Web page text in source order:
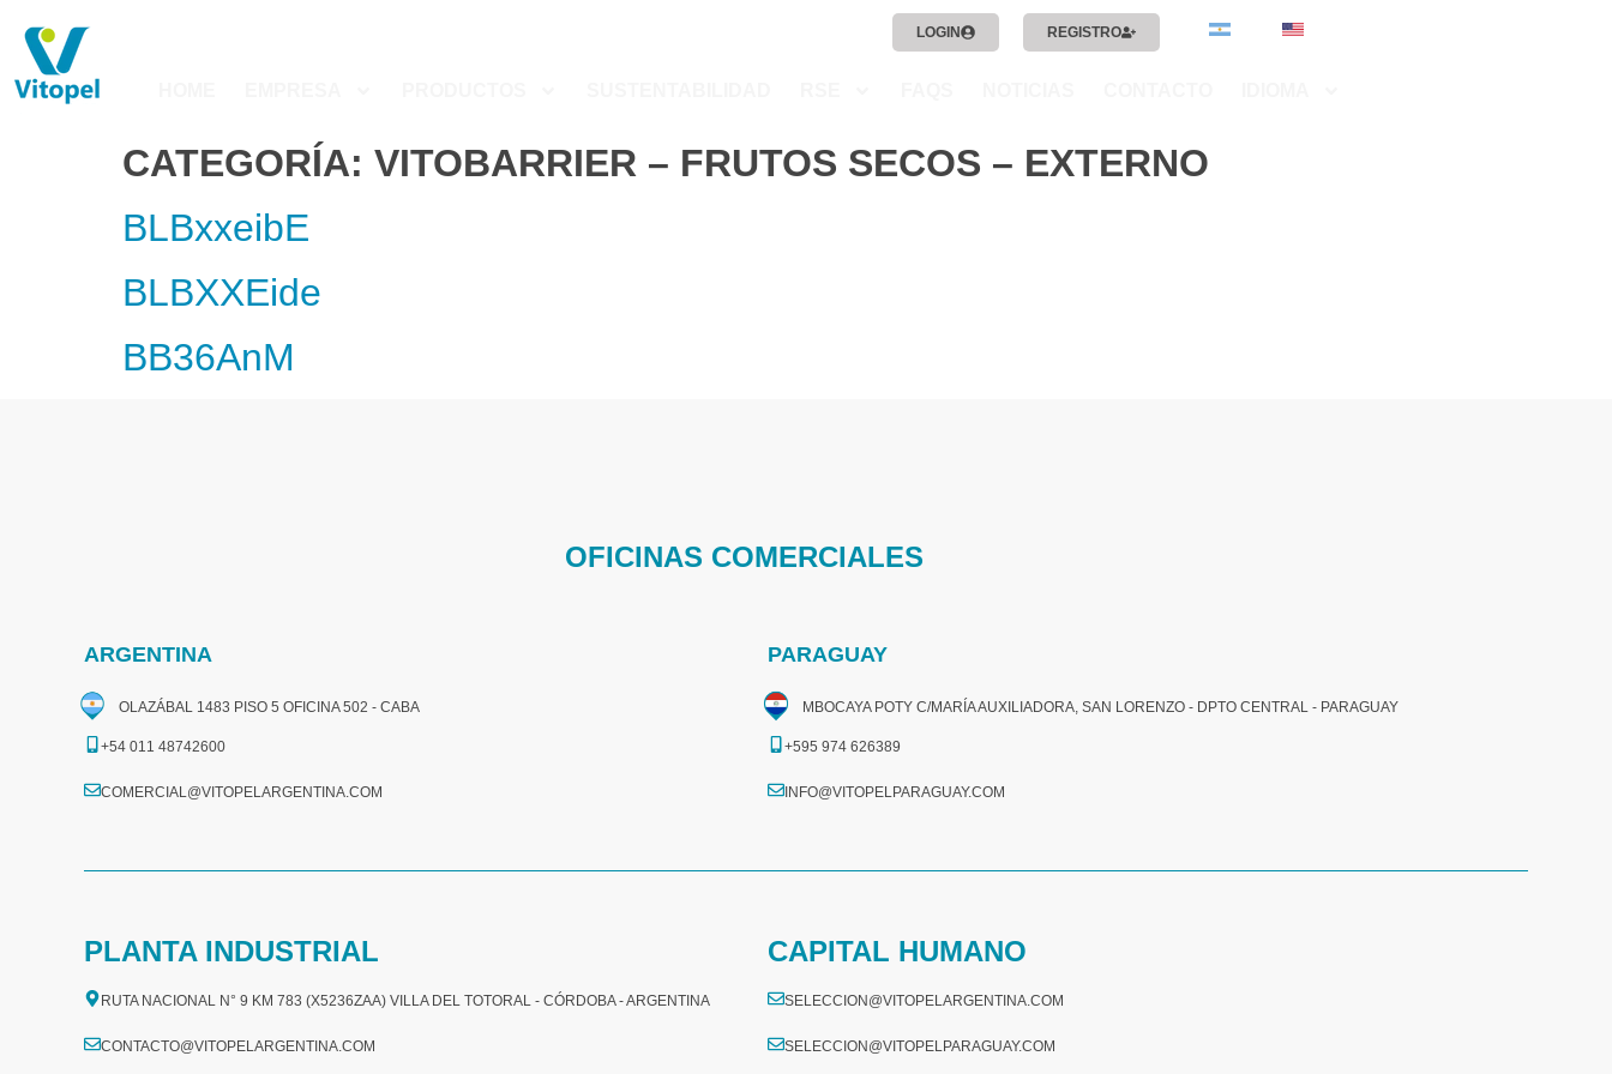
LOGIN REGISTRO
CATEGORÍA: VITOBARRIER – FRUTOS SECOS – EXTERNO
BLBxxeibE
BLBXXEide
BB36AnM
OFICINAS COMERCIALES
ARGENTINA
OLAZÁBAL 1483 PISO 5 OFICINA 502 - CABA
+54 011 48742600​
COMERCIAL@VITOPELARGENTINA.COM​
PARAGUAY
MBOCAYA POTY C/MARÍA AUXILIADORA, SAN LORENZO - DPTO CENTRAL - PARAGUAY
+595 974 626389
INFO@VITOPELPARAGUAY.COM
PLANTA INDUSTRIAL
RUTA NACIONAL N° 9 KM 783 (X5236ZAA) VILLA DEL TOTORAL - CÓRDOBA - ARGENTINA
CONTACTO@VITOPELARGENTINA.COM
CAPITAL HUMANO
SELECCION@VITOPELARGENTINA.COM
SELECCION@VITOPELPARAGUAY.COM